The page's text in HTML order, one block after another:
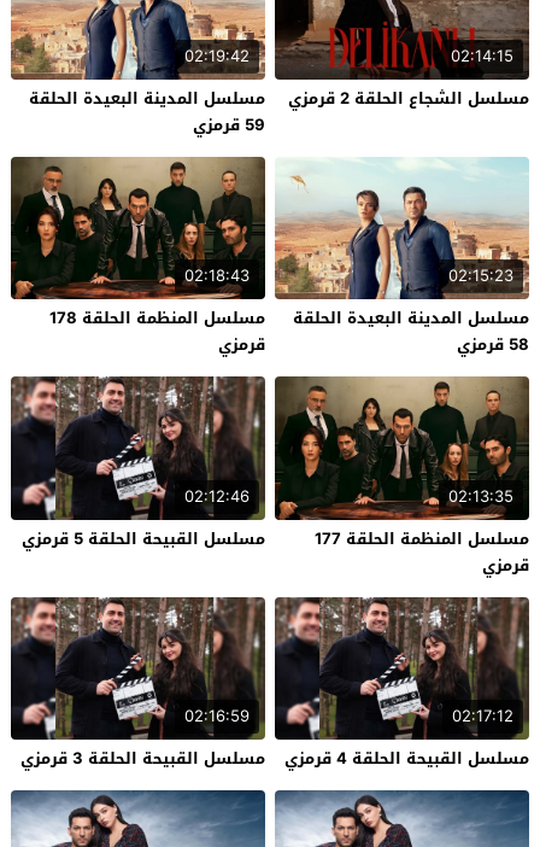
02:14:15
مسلسل الشجاع الحلقة 2 قرمزي
02:19:42
مسلسل المدينة البعيدة الحلقة
59 قرمزي
02:15:23
مسلسل المدينة البعيدة الحلقة
58 قرمزي
02:18:43
مسلسل المنظمة الحلقة 178
قرمزي
02:13:35
مسلسل المنظمة الحلقة 177
قرمزي
02:12:46
مسلسل القبيحة الحلقة 5 قرمزي
02:17:12
مسلسل القبيحة الحلقة 4 قرمزي
02:16:59
مسلسل القبيحة الحلقة 3 قرمزي